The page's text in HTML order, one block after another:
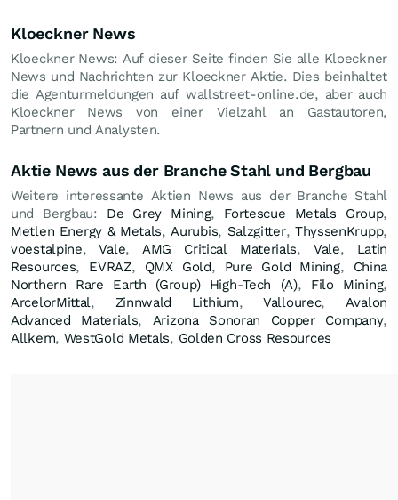
Kloeckner News
Kloeckner News: Auf dieser Seite finden Sie alle Kloeckner
News und Nachrichten zur Kloeckner Aktie. Dies beinhaltet
die Agenturmeldungen auf wallstreet-online.de, aber auch
Kloeckner News von einer Vielzahl an Gastautoren,
Partnern und Analysten.
Aktie News aus der Branche Stahl und Bergbau
Weitere interessante Aktien News aus der Branche Stahl
und Bergbau: De Grey Mining, Fortescue Metals Group,
Metlen Energy & Metals,Aurubis, Salzgitter, ThyssenKrupp,
voestalpine,Vale,AMG Critical Materials, Vale, Latin
Resources, EVRAZ, QMX Gold, Pure Gold Mining, China
Northern Rare Earth (Group) High-Tech (A), Filo Mining,
ArcelorMittal, Zinnwald Lithium,Vallourec, Avalon
Advanced Materials, Arizona Sonoran Copper Company,
Allkem, WestGold Metals, Golden Cross Resources